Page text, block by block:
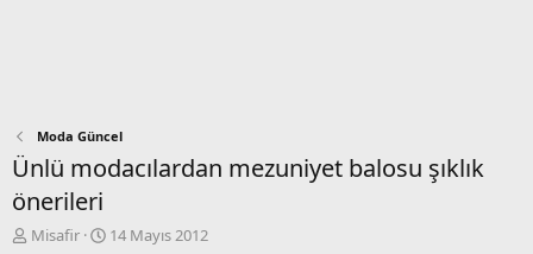
Moda Güncel
Ünlü modacılardan mezuniyet balosu şıklık
önerileri
K
Misafir
B14 Mayıs 2012